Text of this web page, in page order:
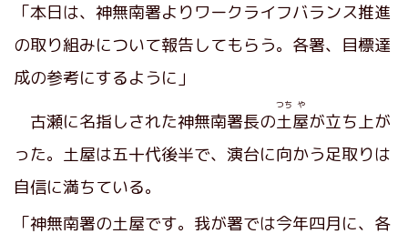
「本日は、神無南署よりワークライフバランス推進
の取り組みについて報告してもらう。各署、目標達
成の参考にするように」
古瀬に名指しされた神無南署長の土
つち
屋
や
が立ち上が
った。土屋は五十代後半で、演台に向かう足取りは
自信に満ちている。
「神無南署の土屋です。我が署では今年四月に、各